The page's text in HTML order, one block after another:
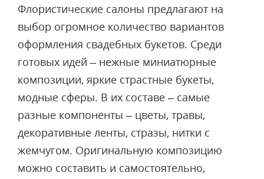
Флористические салоны предлагают на
выбор огромное количество вариантов
оформления свадебных букетов. Среди
готовых идей – нежные миниатюрные
композиции, яркие страстные букеты,
модные сферы. В их составе – самые
разные компоненты – цветы, травы,
декоративные ленты, стразы, нитки с
жемчугом. Оригинальную композицию
можно составить и самостоятельно,